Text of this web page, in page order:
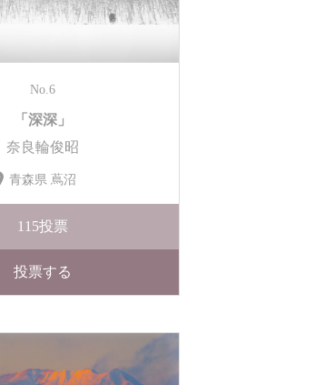
No.6
「深深」
奈良輪俊昭
青森県 蔦沼
115投票
投票する